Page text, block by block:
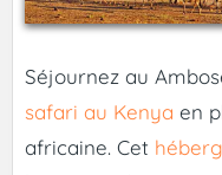
Séjournez au
safari au Kenya en
africaine. Cet